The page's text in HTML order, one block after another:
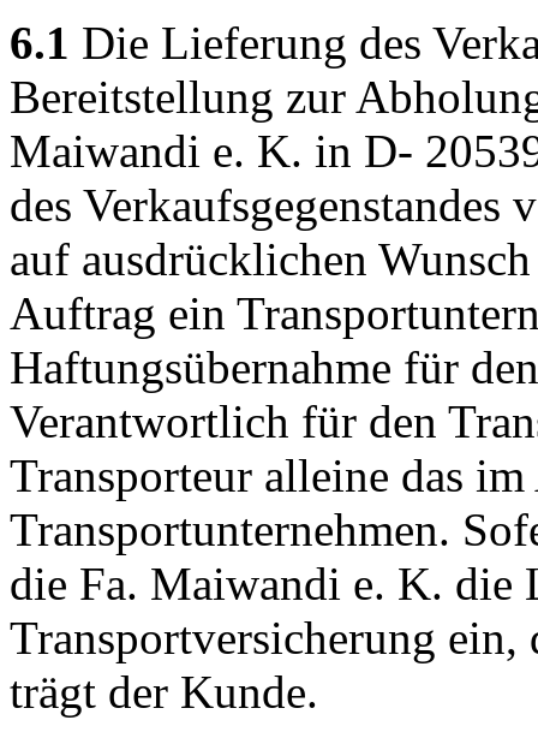
6.1 Die Lieferung des
Bereitstellung zur
Maiwandi e. K. in D-
des
auf ausdrücklichen
Auftrag ein
Haftungsübernahme für
Verantwortlich für den
Transporteur alleine das
Transportunternehmen.
die Fa. Maiwandi e. K. die
Transportversicherung
trägt der Kunde.